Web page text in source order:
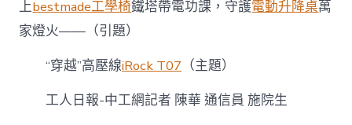
椅
中
上bestmade工學椅鐵塔帶電功課，守護電動升降桌萬
家燈火——（引題）
“穿越”高壓線iRock T07 （主題）
工人日報-中工網記者 陳華 通信員 施院生